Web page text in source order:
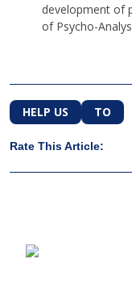
development of
of Psycho-
HELP US TO
Rate This Article: